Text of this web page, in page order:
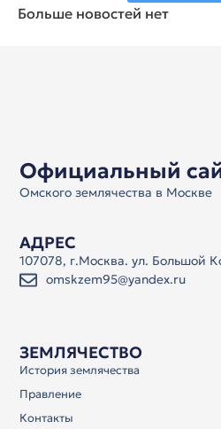
Больше новостей нет
Официальный
Омского землячества в Москве
ЗЕМЛЯЧЕСТВО
История землячества
Правление
Контакты
АДРЕС
107078, г.Москва. ул. Большой
omskzem95@yandex.ru